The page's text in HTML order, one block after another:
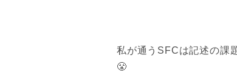
私が通うSFCは記述の課
😤